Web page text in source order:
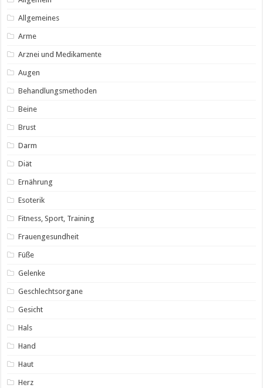
Allgemeines
Arme
Arznei und Medikamente
Augen
Behandlungsmethoden
Beine
Brust
Darm
Diät
Ernährung
Esoterik
Fitness, Sport, Training
Frauengesundheit
Füße
Gelenke
Geschlechtsorgane
Gesicht
Hals
Hand
Haut
Herz